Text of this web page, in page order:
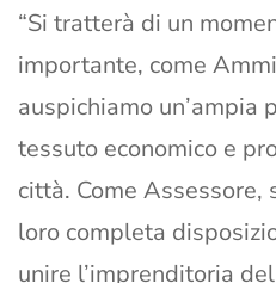
“Si tratterà di un
importante, come
auspichiamo un’ampia
tessuto economico e
città. Come Assessore,
loro completa
unire l’imprenditoria